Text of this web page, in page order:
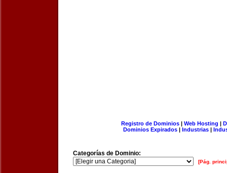
Registro de Dominios| Web Hosting |
Dominios Expirados | Industrias |
Categorías de Dominio:
[Pág.